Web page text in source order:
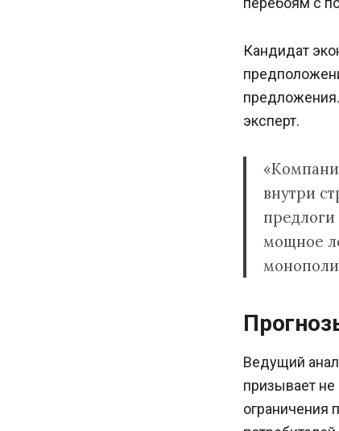
Кандидат
эксперт.
внутри
мощное
Ведущий
призывает
ограничения